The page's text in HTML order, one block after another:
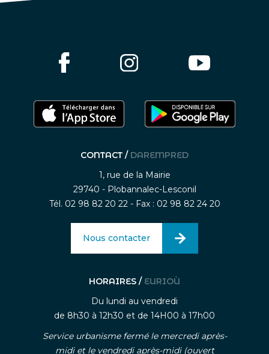
CONTACT / DAREMPRED
1, rue de la Mairie
29740 - Plobannalec-Lesconil
Tél. 02 98 82 20 22 - Fax : 02 98 82 24 20
Nous contacter
HORAIRES / EURIOÙ
Du lundi au vendredi
de 8h30 à 12h30 et de 14H00 à 17h00
Service urbanisme fermé le mercredi après-
midi et le vendredi après-midi (ouvert